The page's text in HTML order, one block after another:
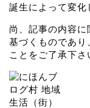
誕生によって変化
尚、記事の内容
基づくものであり
ことをご了承下さ